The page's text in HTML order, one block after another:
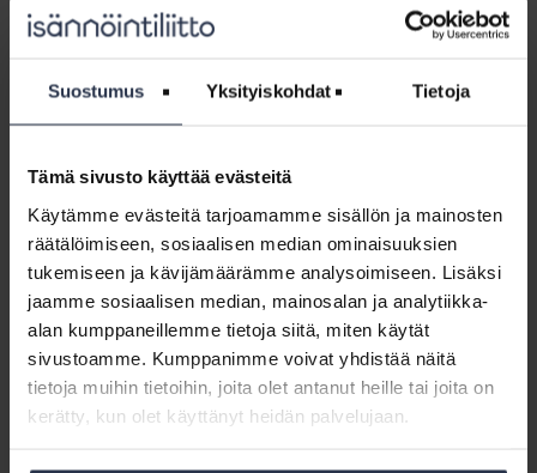
Suostumus Yksityiskohdat Tietoja
Tämä sivusto käyttää evästeitä
Käytämme evästeitä tarjoamamme sisällön ja mainosten
räätälöimiseen, sosiaalisen median ominaisuuksien
tukemiseen ja kävijämäärämme analysoimiseen. Lisäksi
jaamme sosiaalisen median, mainosalan ja analytiikka-
alan kumppaneillemme tietoja siitä, miten käytät
sivustoamme. Kumppanimme voivat yhdistää näitä
tietoja muihin tietoihin, joita olet antanut heille tai joita on
kerätty, kun olet käyttänyt heidän palvelujaan.
Täydennettävä
kiteytysmallipohjakiteytysmallipohja (lisäpalvelu)
Hyödynnä mallipohja. Kiteytä strategia pariksi lauseeksi,
täydennä tärkeimmät panostuksen kohteet ja tavoitteet.
Sisältö:
Taloyhtiöstrategiat: Mallipohja kiteytykselle
Työkalu:
Asukastyytyväisyys-,
asiakaskokemus-,
taloyhtiöstrategia-
Työkalu: Asukastyytyväisyys-,
asiakaskokemus-, taloyhtiöstrategia- ja
yrityksen henkilöstökyselyt (lisäpalvelu)